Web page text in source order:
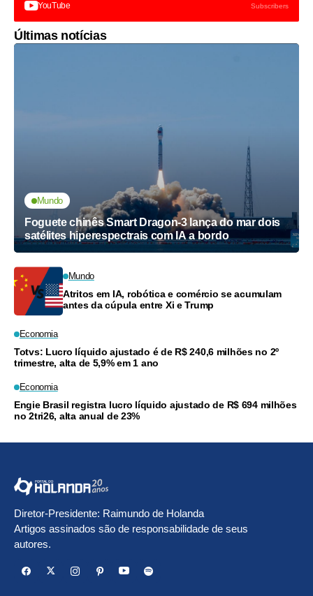
YouTube Subscribers
Últimas notícias
Mundo
Foguete chinês Smart Dragon-3 lança do mar dois
satélites hiperespectrais com IA a bordo
Mundo
Atritos em IA, robótica e comércio se acumulam
antes da cúpula entre Xi e Trump
Economia
Totvs: Lucro líquido ajustado é de R$ 240,6 milhões no 2º
trimestre, alta de 5,9% em 1 ano
Economia
Engie Brasil registra lucro líquido ajustado de R$ 694 milhões
no 2tri26, alta anual de 23%
Diretor-Presidente: Raimundo de Holanda
Artigos assinados são de responsabilidade de seus
autores.